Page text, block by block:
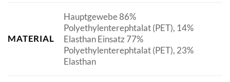
MATERIAL
Hauptgewebe 86%
Polyethylenterephtalat (PET), 14%
Elasthan Einsatz 77%
Polyethylenterephtalat (PET), 23%
Elasthan